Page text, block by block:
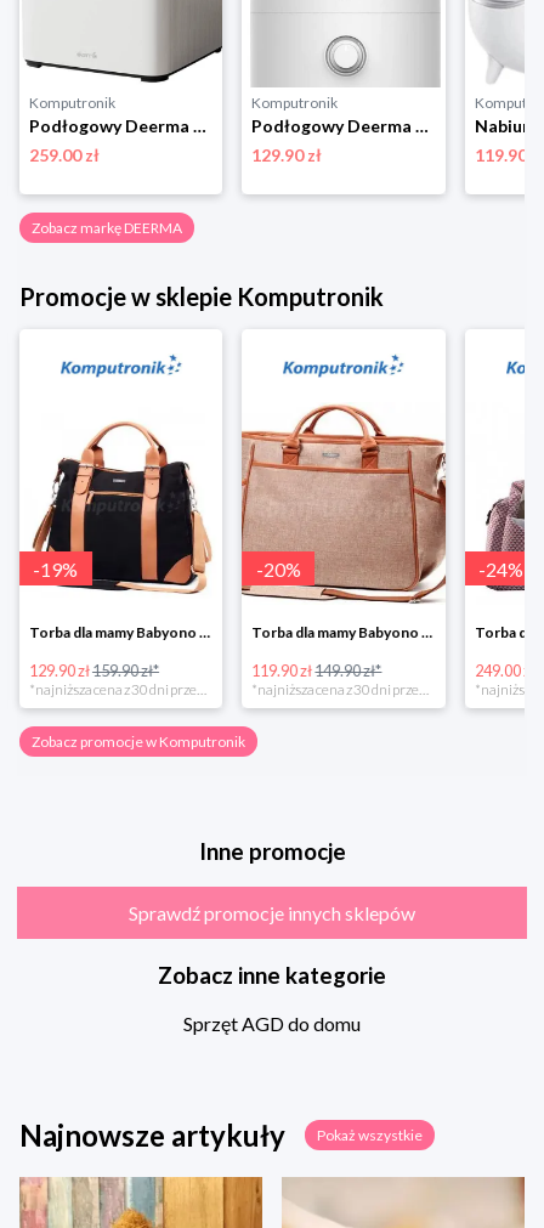
Komputronik
Podłogowy Deerma DEM-F951W biały
259.00 zł
Komputronik
Podłogowy Deerma F628W biały
129.90 zł
119.90 zł
Zobacz markę DEERMA
Promocje w sklepie Komputronik
-19%
Torba dla mamy Babyono 1505/01 Comfort Icoinic 5/5
129.90 zł159.90 zł*
-20%
Torba dla mamy Babyono 1507/01 Comfort Chic w super cenie
119.90 zł149.90 zł*
-24%
249.00 zł
Zobacz promocje w Komputronik
Inne promocje
Sprawdź promocje innych sklepów
Zobacz inne kategorie
Sprzęt AGD do domu
Najnowsze artykuły Pokaż wszystkie